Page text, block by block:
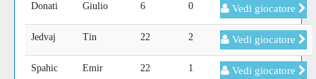
Donati Giulio 6 0 Vedi giocatore
Jedvaj Tin 22 2 Vedi giocatore
Spahic Emir 22 1 Vedi giocatore